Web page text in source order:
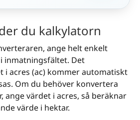
du kalkylatorn
ange helt enkelt
inmatningsfältet. Det
i acres (ac) kommer automatiskt
Om du behöver konvertera
ange värdet i acres, så beräknar
värde i hektar.